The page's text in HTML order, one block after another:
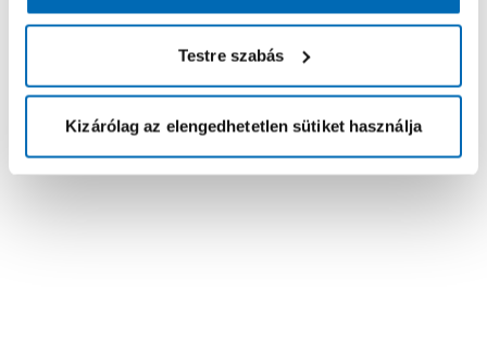
Testre szabás
Kizárólag az elengedhetetlen sütiket használja